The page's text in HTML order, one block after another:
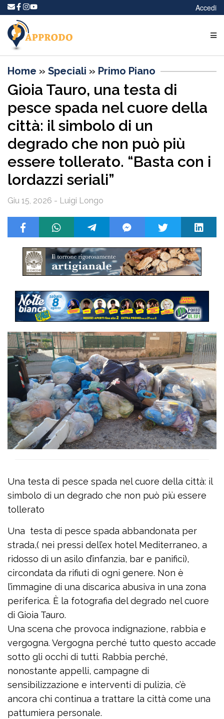
Accedi
Home » Speciali » Primo Piano
Gioia Tauro, una testa di
pesce spada nel cuore della
città: il simbolo di un
degrado che non può più
essere tollerato. “Basta con i
lordazzi seriali”
Giu 15, 2026 - Luigi Longo
Una testa di pesce spada nel cuore della città: il
simbolo di un degrado che non può più essere
tollerato
Una testa di pesce spada abbandonata per
strada,( nei pressi dell’ex hotel Mediterraneo, a
ridosso di un asilo d’infanzia, bar e panifici),
circondata da rifiuti di ogni genere. Non è
l’immagine di una discarica abusiva in una zona
periferica. È la fotografia del degrado nel cuore
di Gioia Tauro.
Una scena che provoca indignazione, rabbia e
vergogna. Vergogna perché tutto questo accade
sotto gli occhi di tutti. Rabbia perché,
nonostante appelli, campagne di
sensibilizzazione e interventi di pulizia, c’è
ancora chi continua a trattare la città come una
pattumiera personale.